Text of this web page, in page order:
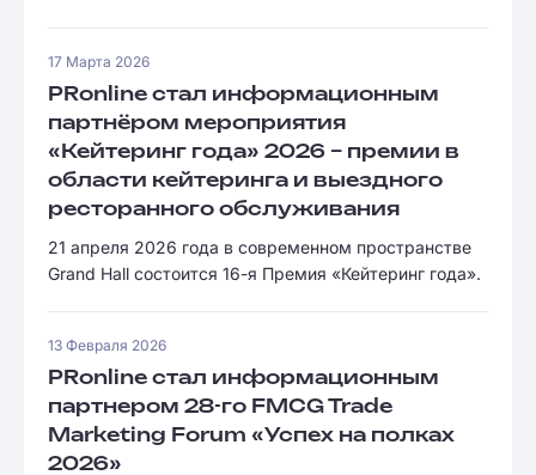
17 Марта 2026
PRonline стал информационным
партнёром мероприятия
«Кейтеринг года» 2026 – премии в
области кейтеринга и выездного
ресторанного обслуживания
21 апреля 2026 года в современном пространстве
Grand Hall состоится 16-я Премия «Кейтеринг года».
13 Февраля 2026
PRonline стал информационным
партнером 28-го FMCG Trade
Marketing Forum «Успех на полках
2026»